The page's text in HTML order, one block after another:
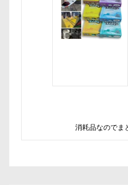
消耗品なのでま